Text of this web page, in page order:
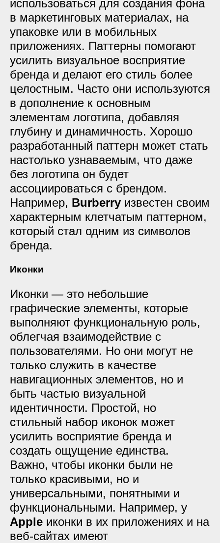
использоваться для создания фона
в маркетинговых материалах, на
упаковке или в мобильных
приложениях. Паттерны помогают
усилить визуальное восприятие
бренда и делают его стиль более
целостным. Часто они используются
в дополнение к основным
элементам логотипа, добавляя
глубину и динамичность. Хорошо
разработанный паттерн может стать
настолько узнаваемым, что даже
без логотипа он будет
ассоциироваться с брендом.
Например, Burberry известен своим
характерным клетчатым паттерном,
который стал одним из символов
бренда.
Иконки
Иконки — это небольшие
графические элементы, которые
выполняют функциональную роль,
облегчая взаимодействие с
пользователями. Но они могут не
только служить в качестве
навигационных элементов, но и
быть частью визуальной
идентичности. Простой, но
стильный набор иконок может
усилить восприятие бренда и
создать ощущение единства.
Важно, чтобы иконки были не
только красивыми, но и
универсальными, понятными и
функциональными. Например, у
Apple иконки в их приложениях и на
веб-сайтах имеют